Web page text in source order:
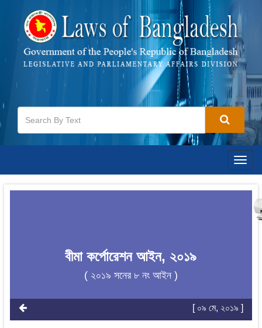
বীমা কর্পোরেশন আইন, ২০১৯
( ২০১৯ সনের ৮ নং আইন )
[ ০৯ মে, ২০১৯ ]